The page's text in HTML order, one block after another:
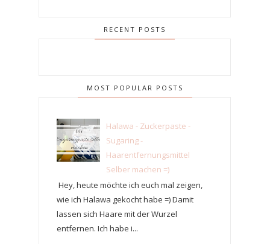
RECENT POSTS
MOST POPULAR POSTS
Halawa - Zuckerpaste -
Sugaring -
Haarentfernungsmittel
Selber machen =)
Hey, heute möchte ich euch mal zeigen,
wie ich Halawa gekocht habe =) Damit
lassen sich Haare mit der Wurzel
entfernen. Ich habe i...